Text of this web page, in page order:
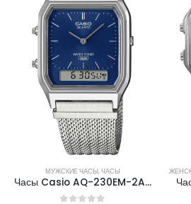
МУЖСКИЕ ЧАСЫ,ЧАСЫ
Часы Casio AQ-230EM-2ADF